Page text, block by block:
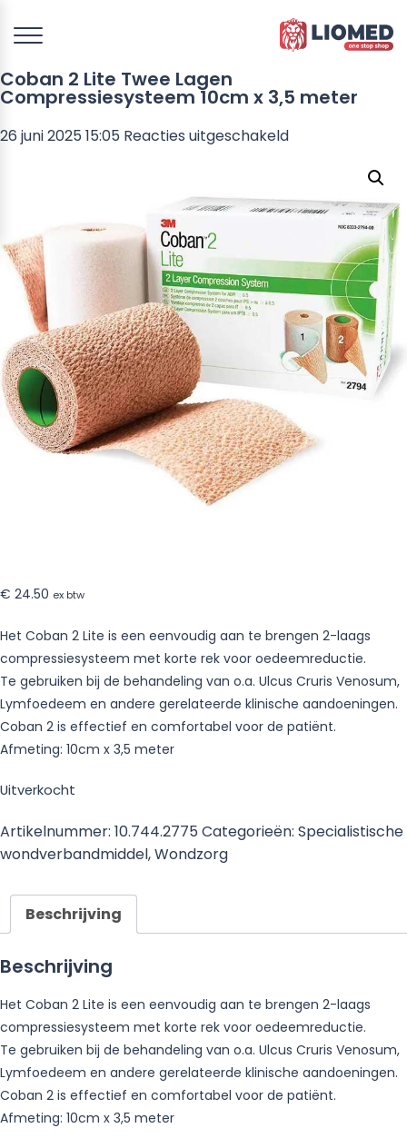
Coban 2 Lite Twee Lagen
Compressiesysteem 10cm x 3,5 meter
26 juni 2025 15:05 Reacties uitgeschakeldvoor
Lite
10cm
x
3,5
meter
€ 24.50 ex btw
Het Coban 2 Lite is een eenvoudig aan te brengen 2-laags
compressiesysteem met korte rek voor oedeemreductie.
Te gebruiken bij de behandeling van o.a. Ulcus Cruris Venosum,
Lymfoedeem en andere gerelateerde klinische aandoeningen.
Coban 2 is effectief en comfortabel voor de patiënt.
Afmeting: 10cm x 3,5 meter
Uitverkocht
Artikelnummer: 10.744.2775 Categorieën: Specialistische
wondverbandmiddel,Wondzorg
Beschrijving
Beschrijving
Het Coban 2 Lite is een eenvoudig aan te brengen 2-laags
compressiesysteem met korte rek voor oedeemreductie.
Te gebruiken bij de behandeling van o.a. Ulcus Cruris Venosum,
Lymfoedeem en andere gerelateerde klinische aandoeningen.
Coban 2 is effectief en comfortabel voor de patiënt.
Afmeting: 10cm x 3,5 meter